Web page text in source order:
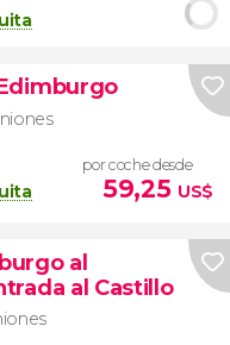
por coche desde
59,25 US$
al
al Castillo